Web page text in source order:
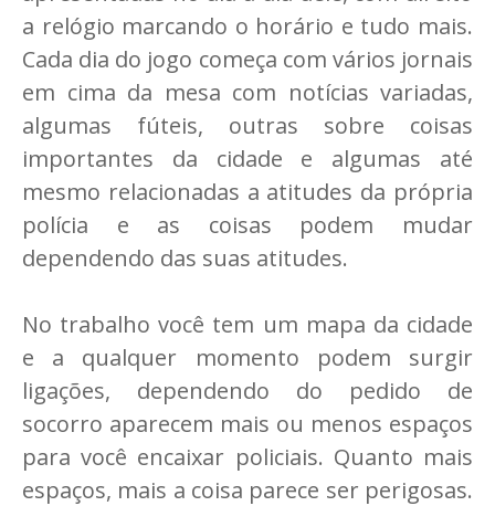
a relógio marcando o horário e tudo mais.
Cada dia do jogo começa com vários jornais
em cima da mesa com notícias variadas,
algumas fúteis, outras sobre coisas
importantes da cidade e algumas até
mesmo relacionadas a atitudes da própria
polícia e as coisas podem mudar
dependendo das suas atitudes.
No trabalho você tem um mapa da cidade
e a qualquer momento podem surgir
ligações, dependendo do pedido de
socorro aparecem mais ou menos espaços
para você encaixar policiais. Quanto mais
espaços, mais a coisa parece ser perigosas.